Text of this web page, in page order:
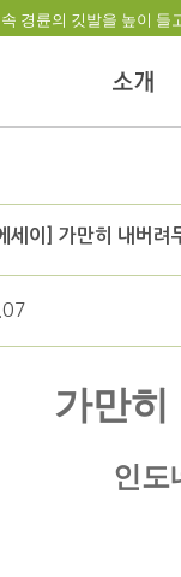
경륜의 깃발을 높이 들
세이] 가만히 내버려
가만히
인도